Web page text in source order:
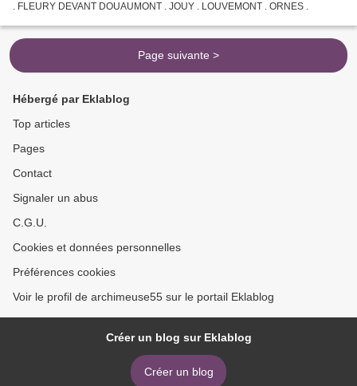
. FLEURY DEVANT DOUAUMONT . JOUY . LOUVEMONT . ORNES .
Page suivante >
Hébergé par Eklablog
Top articles
Pages
Contact
Signaler un abus
C.G.U.
Cookies et données personnelles
Préférences cookies
Voir le profil de archimeuse55 sur le portail Eklablog
Créer un blog sur Eklablog
Créer un blog